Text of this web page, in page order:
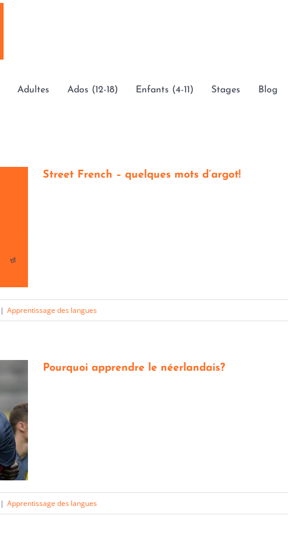
Adultes Ados (12-18) Enfants (4-11) Stages Blog
Street French – quelques mots d’argot!
| Apprentissage des langues
Pourquoi apprendre le néerlandais?
| Apprentissage des langues